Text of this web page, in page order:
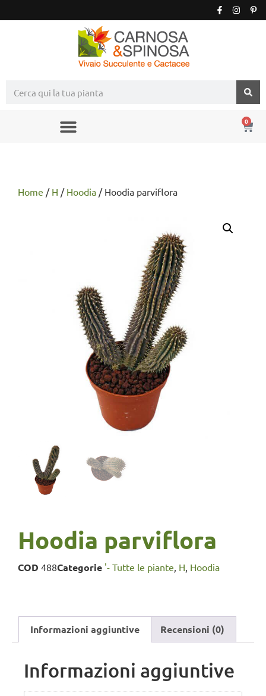
0
Home / H / Hoodia / Hoodia parviflora
Hoodia parviflora
COD 488Categorie '- Tutte le piante, H, Hoodia
Informazioni aggiuntive Recensioni (0)
Informazioni aggiuntive